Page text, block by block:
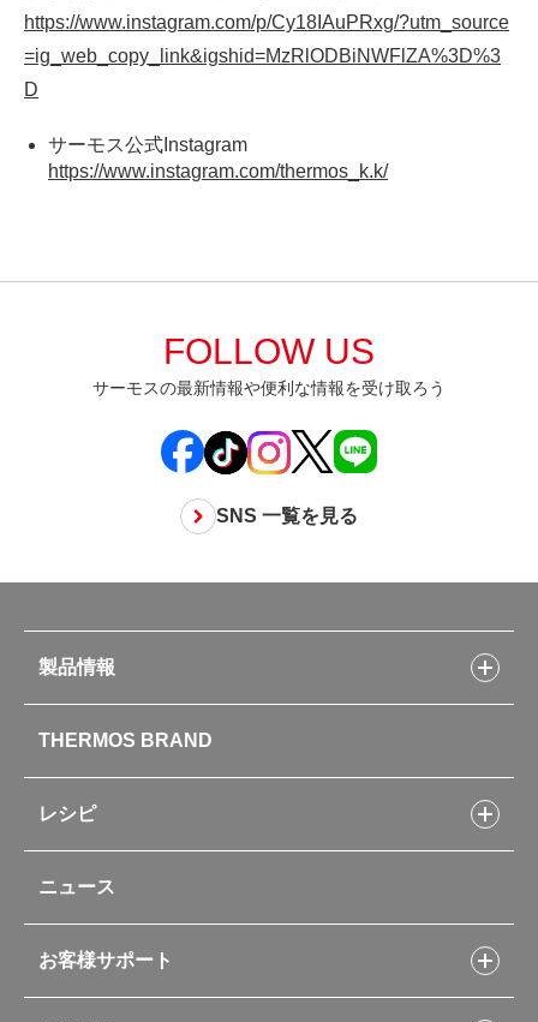
https://www.instagram.com/p/Cy18IAuPRxg/?utm_source
=ig_web_copy_link&igshid=MzRlODBiNWFlZA%3D%3
D
サーモス公式Instagram
https://www.instagram.com/thermos_k.k/
FOLLOW US
サーモスの最新情報や便利な情報を受け取ろう
SNS 一覧を見る
製品情報
水筒
お弁当
キッチン用品
ポット・アイスペール
コーヒーメーカー
ソフトクーラー・バッグ
THERMOS BRAND
レシピ
フライパンレシピ
シャトルシェフレシピ
スープジャーレシピ
ニュース
お客様サポート